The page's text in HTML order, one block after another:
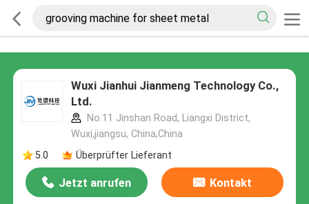
Wuxi Jianhui Jianmeng Technology Co.,
Ltd.
No.11 Jinshan Road, Liangxi District,
Wuxi,jiangsu, China,China
5.0
Überprüfter Lieferant
Jetzt anrufen Kontakt